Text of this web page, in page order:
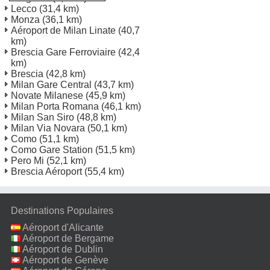
Lecco (31,4 km)
Monza (36,1 km)
Aéroport de Milan Linate (40,7
km)
Brescia Gare Ferroviaire (42,4
km)
Brescia (42,8 km)
Milan Gare Central (43,7 km)
Novate Milanese (45,9 km)
Milan Porta Romana (46,1 km)
Milan San Siro (48,8 km)
Milan Via Novara (50,1 km)
Como (51,1 km)
Como Gare Station (51,5 km)
Pero Mi (52,1 km)
Brescia Aéroport(55,4 km)
Destinations Populaires
Aéroport d'Alicante
Aéroport de Bergame
Aéroport de Dublin
Aéroport de Genève